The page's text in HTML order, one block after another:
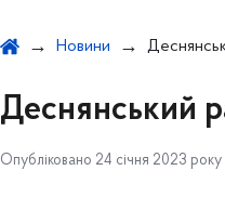
Новини
Деснянський
Опубліковано 24 січня 2023 року